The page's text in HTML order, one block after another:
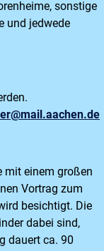
sonstige
und jedwede
mit einem großen
Vortrag zum
besichtigt. Die
dabei sind,
dauert ca. 90